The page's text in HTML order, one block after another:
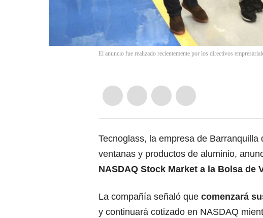
El anuncio fue realizado recientemente por los directivos
Tecnoglass, la empresa de
ventanas y productos de aluminio,
NASDAQ Stock Market a la Bolsa de
La compañía señaló que comenzará
y continuará cotizado en NASDAQ